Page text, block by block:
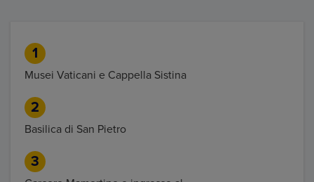
1
Musei Vaticani e Cappella Sistina
2
Basilica di San Pietro
3